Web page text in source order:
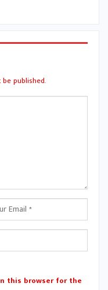
published.
this browser for the